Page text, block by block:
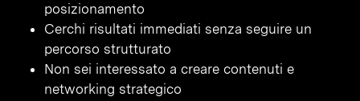
posizionamento
Cerchi risultati immediati senza seguire un
percorso strutturato
Non sei interessato a creare contenuti e
networking strategico